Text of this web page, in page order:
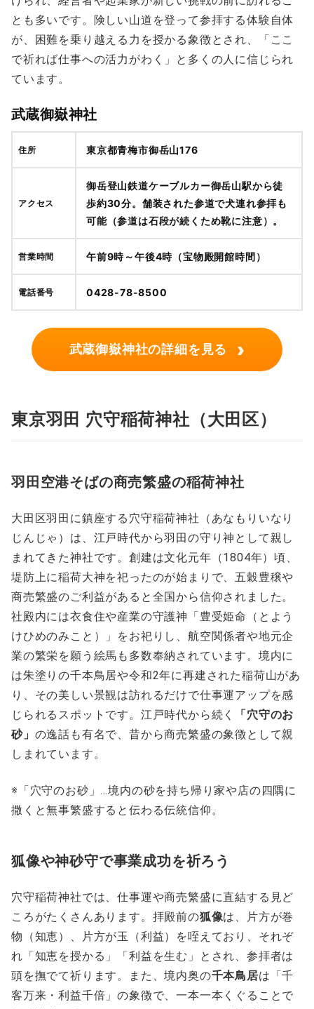
とも多いです。険しい山道を登って参拝する体験自体
が、困難を乗り越える力を授かる象徴とされ、「ここ
で祈れば仕事への活力がわく」と多くの人に信じられ
ています。
武蔵御嶽神社
住所 東京都青梅市御岳山176
アクセス
御岳登山鉄道ケーブルカー御岳山駅から徒
歩約30分。舗装された参道で犬連れ参拝も
可能（参道は石段が続くため靴に注意）。
営業時間 午前9時～午後4時（宝物殿開館時間）
電話番号 0428-78-8500
武蔵御嶽神社の詳細を見る ›
東京羽田 穴守稲荷神社（大田区）
羽田空港そばの商売繁盛の稲荷神社
大田区羽田に鎮座する穴守稲荷神社（あなもりいなり
じんじゃ）は、江戸時代から羽田の守り神として親し
まれてきた神社です。創建は文化元年（1804年）頃、
堤防上に稲荷大神を祀ったのが始まりで、五穀豊穣や
商売繁盛のご利益があると全国から信仰されました。
社殿内には衣食住や産業の守護神「豊受姫命（とよう
けひめのみこと）」をお祀りし、航空関係者や地元企
業の繁栄を願う絵馬も多数奉納されています。境内に
は朱塗りの千本鳥居や令和2年に再建された稲荷山があ
り、その美しい景観は訪れるだけで仕事運アップを感
じられるスポットです。江戸時代から続く
「穴守のお
砂」 の逸話も有名で、昔から商売繁盛の象徴として親
しまれています。
※「穴守のお砂」…境内の砂を持ち帰り家や店の四隅に
撒くと無事繁盛すると伝わる伝統信仰。
狐像や神砂守で事業成功を祈ろう
穴守稲荷神社では、仕事運や商売繁盛に直結する見ど
ころがたくさんあります。拝殿前の狐像は、片方が巻
物（知恵）、片方が玉（利益）を咥えており、それぞ
れ「知恵を授かる」「利益を生む」とされ、参拝者は
頭を撫でて祈ります。また、境内奥の千本鳥居は「千
客万来・利益千倍」の象徴で、一本一本くぐることで